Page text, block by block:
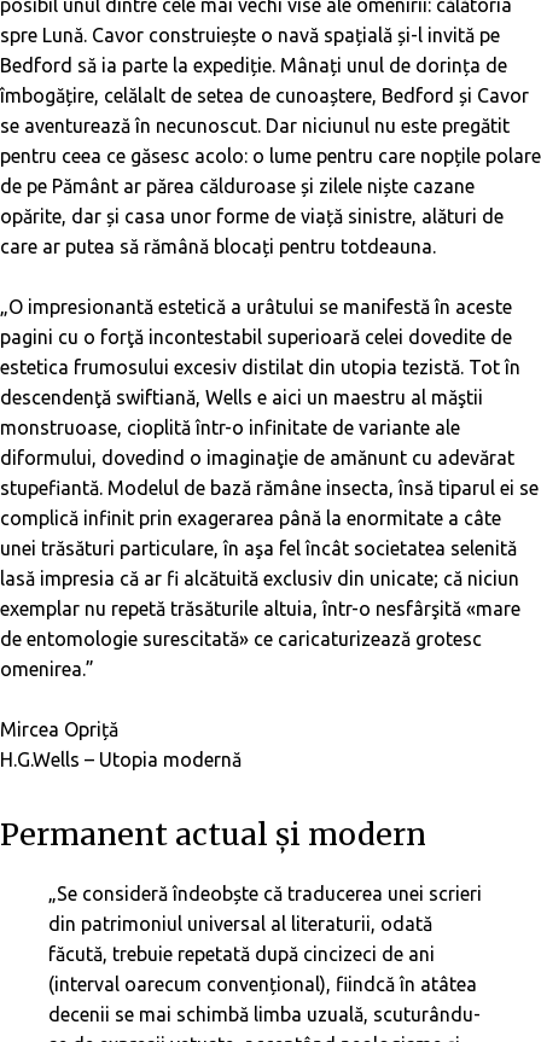
posibil unul dintre cele mai vechi vise ale omenirii: călătoria
spre Lună. Cavor construiește o navă spațială și-l invită pe
Bedford să ia parte la expediție. Mânați unul de dorința de
îmbogățire, celălalt de setea de cunoaștere, Bedford și Cavor
se aventurează în necunoscut. Dar niciunul nu este pregătit
pentru ceea ce găsesc acolo: o lume pentru care nopțile polare
de pe Pământ ar părea călduroase și zilele niște cazane
opărite, dar și casa unor forme de viață sinistre, alături de
care ar putea să rămână blocați pentru totdeauna.
„O impresionantă estetică a urâtului se manifestă în aceste
pagini cu o forţă incontestabil superioară celei dovedite de
estetica frumosului excesiv distilat din utopia tezistă. Tot în
descendenţă swiftiană, Wells e aici un maestru al măştii
monstruoase, cioplită într-o infinitate de variante ale
diformului, dovedind o imaginaţie de amănunt cu adevărat
stupefiantă. Modelul de bază rămâne insecta, însă tiparul ei se
complică infinit prin exagerarea până la enormitate a câte
unei trăsături particulare, în aşa fel încât societatea selenită
lasă impresia că ar fi alcătuită exclusiv din unicate; că niciun
exemplar nu repetă trăsăturile altuia, într-o nesfârşită «mare
de entomologie surescitată» ce caricaturizează grotesc
omenirea.”
Mircea Opriță
H.G.Wells – Utopia modernă
Permanent actual și modern
„Se consideră îndeobște că traducerea unei scrieri
din patrimoniul universal al literaturii, odată
făcută, trebuie repetată după cincizeci de ani
(interval oarecum convențional), fiindcă în atâtea
decenii se mai schimbă limba uzuală, scuturându-